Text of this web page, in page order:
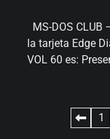
MS-DOS
la tarjeta Edge
VOL 60 es:
Paginación
1